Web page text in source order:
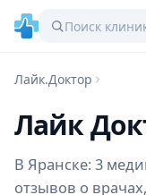
Лайк.Доктор
Лайк
В Яранске: 3
отзывов о